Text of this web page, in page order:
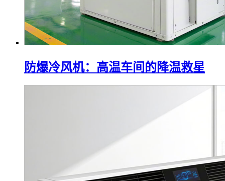
防爆冷风机：高温车间的降温救星